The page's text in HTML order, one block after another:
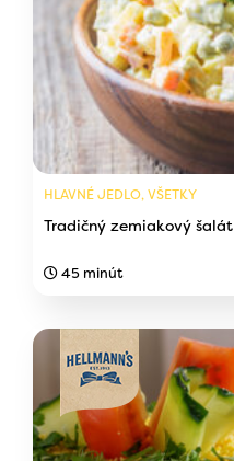
HLAVNÉ JEDLO, VŠETKY
Tradičný zemiakový šalát
45 minút